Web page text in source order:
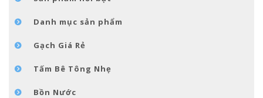
LIÊN HỆDanh mục sản phẩm
Gạch Giá Rẻ
Tấm Bê Tông Nhẹ
Bồn Nước